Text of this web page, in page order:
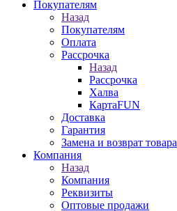
Покупателям
Назад
Покупателям
Оплата
Рассрочка
Назад
Рассрочка
Халва
КартаFUN
Доставка
Гарантия
Замена и возврат товара
Компания
Назад
Компания
Реквизиты
Оптовые продажи